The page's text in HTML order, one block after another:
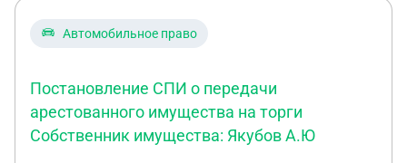
Автомобильное право
Постановление СПИ о передачи
арестованного имущества на торги
Собственник имущества: Якубов А.Ю